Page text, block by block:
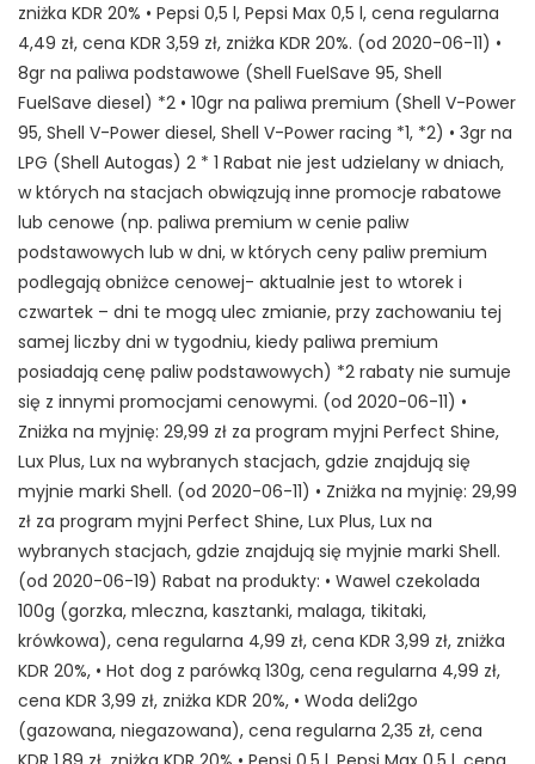
zniżka KDR 20% • Pepsi 0,5 l, Pepsi Max 0,5 l, cena regularna
4,49 zł, cena KDR 3,59 zł, zniżka KDR 20%. (od 2020-06-11) •
8gr na paliwa podstawowe (Shell FuelSave 95, Shell
FuelSave diesel) *2 • 10gr na paliwa premium (Shell V-Power
95, Shell V-Power diesel, Shell V-Power racing *1, *2) • 3gr na
LPG (Shell Autogas) 2 * 1 Rabat nie jest udzielany w dniach,
w których na stacjach obwiązują inne promocje rabatowe
lub cenowe (np. paliwa premium w cenie paliw
podstawowych lub w dni, w których ceny paliw premium
podlegają obniżce cenowej- aktualnie jest to wtorek i
czwartek – dni te mogą ulec zmianie, przy zachowaniu tej
samej liczby dni w tygodniu, kiedy paliwa premium
posiadają cenę paliw podstawowych) *2 rabaty nie sumuje
się z innymi promocjami cenowymi. (od 2020-06-11) •
Zniżka na myjnię: 29,99 zł za program myjni Perfect Shine,
Lux Plus, Lux na wybranych stacjach, gdzie znajdują się
myjnie marki Shell. (od 2020-06-11) • Zniżka na myjnię: 29,99
zł za program myjni Perfect Shine, Lux Plus, Lux na
wybranych stacjach, gdzie znajdują się myjnie marki Shell.
(od 2020-06-19) Rabat na produkty: • Wawel czekolada
100g (gorzka, mleczna, kasztanki, malaga, tikitaki,
krówkowa), cena regularna 4,99 zł, cena KDR 3,99 zł, zniżka
KDR 20%, • Hot dog z parówką 130g, cena regularna 4,99 zł,
cena KDR 3,99 zł, zniżka KDR 20%, • Woda deli2go
(gazowana, niegazowana), cena regularna 2,35 zł, cena